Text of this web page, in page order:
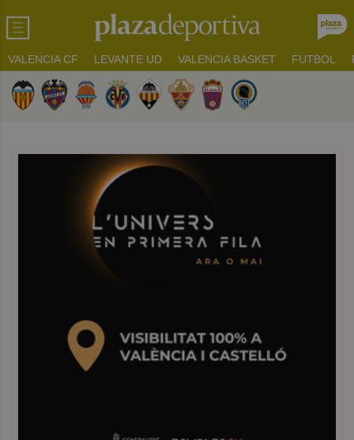
VALENCIA CF LEVANTE UD VALENCIA BASKET FUTBOL